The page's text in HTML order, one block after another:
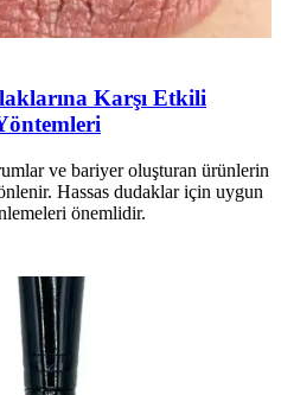
Karşı Etkili
ve bariyer oluşturan ürünlerin
Hassas dudaklar için uygun
önemlidir.